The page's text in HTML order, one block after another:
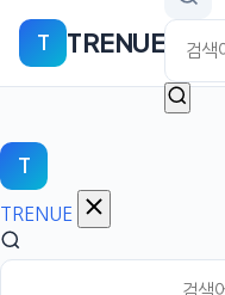
T TRENUE
T
TRENUE